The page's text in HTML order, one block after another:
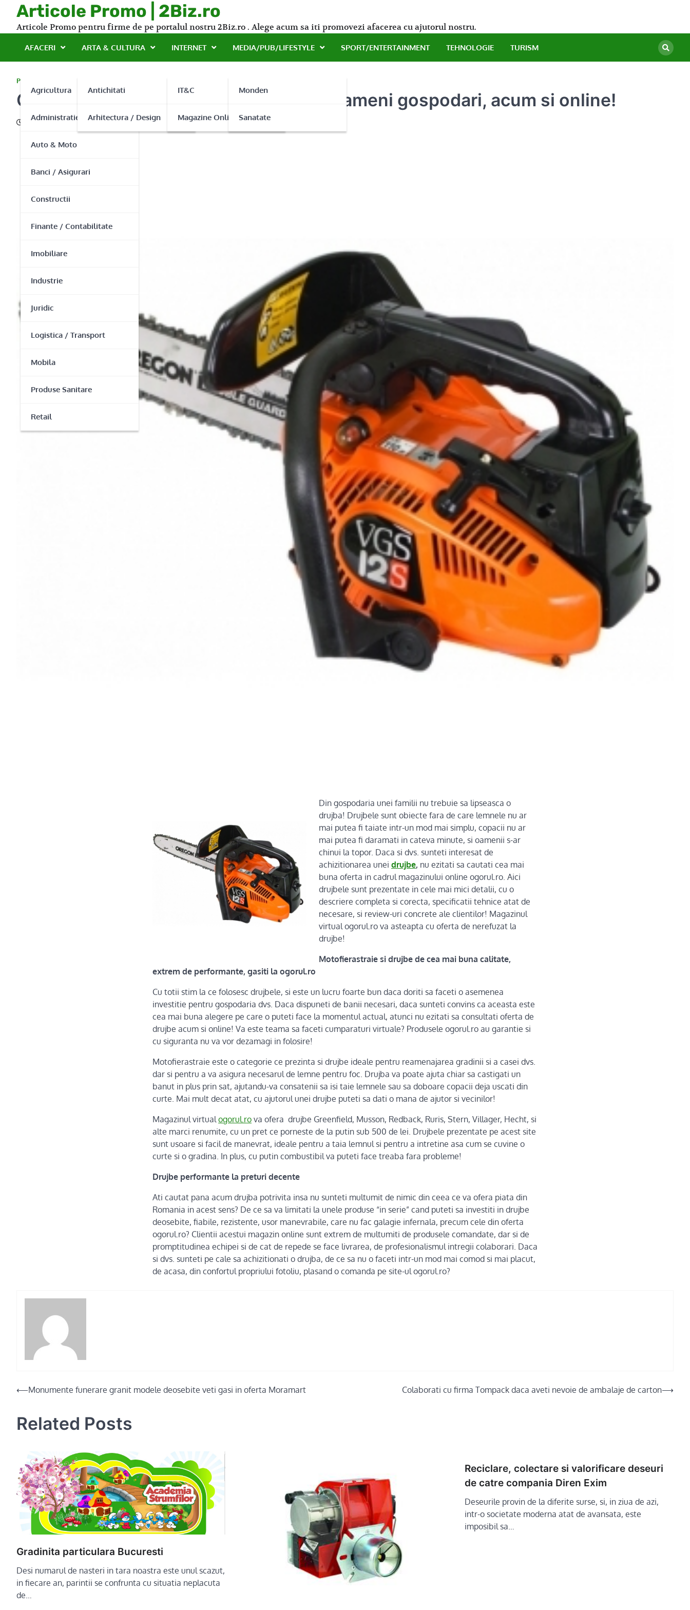
content
Articole Promo | 2Biz.ro
Articole Promo pentru firme de pe portalul nostru 2Biz.ro . Alege acum sa iti promovezi afacerea cu ajutorul nostru.
AFACERI
Agricultura
Administratie Publica
Auto & Moto
Banci / Asigurari
Constructii
Finante / Contabilitate
Imobiliare
Industrie
Juridic
Logistica / Transport
Mobila
Produse Sanitare
Retail
ARTA & CULTURA
Antichitati
Arhitectura / Design
INTERNET
IT&C
Magazine Online
MEDIA/PUB/LIFESTYLE
Monden
Sanatate
SPORT/ENTERTAINMENT TEHNOLOGIE TURISM
PROMO
Cea mai buna oferta de drujbe pentru oameni gospodari, acum si online!
20/12/2016
Din gospodaria unei familii nu trebuie sa lipseasca o
drujba! Drujbele sunt obiecte fara de care lemnele nu ar
mai putea fi taiate intr-un mod mai simplu, copacii nu ar
mai putea fi daramati in cateva minute, si oamenii s-ar
chinui la topor. Daca si dvs. sunteti interesat de
achizitionarea unei drujbe, nu ezitati sa cautati cea mai
buna oferta in cadrul magazinului online ogorul.ro. Aici
drujbele sunt prezentate in cele mai mici detalii, cu o
descriere completa si corecta, specificatii tehnice atat de
necesare, si review-uri concrete ale clientilor! Magazinul
virtual ogorul.ro va asteapta cu oferta de nerefuzat la
drujbe!
Motofierastraie si drujbe de cea mai buna calitate,
extrem de performante, gasiti la ogorul.ro
Cu totii stim la ce folosesc drujbele, si este un lucru foarte bun daca doriti sa faceti o asemenea
investitie pentru gospodaria dvs. Daca dispuneti de banii necesari, daca sunteti convins ca aceasta este
cea mai buna alegere pe care o puteti face la momentul actual, atunci nu ezitati sa consultati oferta de
drujbe acum si online! Va este teama sa faceti cumparaturi virtuale? Produsele ogorul.ro au garantie si
cu siguranta nu va vor dezamagi in folosire!
Motofierastraie este o categorie ce prezinta si drujbe ideale pentru reamenajarea gradinii si a casei dvs.
dar si pentru a va asigura necesarul de lemne pentru foc. Drujba va poate ajuta chiar sa castigati un
banut in plus prin sat, ajutandu-va consatenii sa isi taie lemnele sau sa doboare copacii deja uscati din
curte. Mai mult decat atat, cu ajutorul unei drujbe puteti sa dati o mana de ajutor si vecinilor!
Magazinul virtualogorul.ro va ofera drujbe Greenfield, Musson, Redback, Ruris, Stern, Villager, Hecht, si
alte marci renumite, cu un pret ce porneste de la putin sub 500 de lei. Drujbele prezentate pe acest site
sunt usoare si facil de manevrat, ideale pentru a taia lemnul si pentru a intretine asa cum se cuvine o
curte si o gradina. In plus, cu putin combustibil va puteti face treaba fara probleme!
Drujbe performante la preturi decente
Ati cautat pana acum drujba potrivita insa nu sunteti multumit de nimic din ceea ce va ofera piata din
Romania in acest sens? De ce sa va limitati la unele produse “in serie” cand puteti sa investiti in drujbe
deosebite, fiabile, rezistente, usor manevrabile, care nu fac galagie infernala, precum cele din oferta
ogorul.ro? Clientii acestui magazin online sunt extrem de multumiti de produsele comandate, dar si de
promptitudinea echipei si de cat de repede se face livrarea, de profesionalismul intregii colaborari. Daca
si dvs. sunteti pe cale sa achizitionati o drujba, de ce sa nu o faceti intr-un mod mai comod si mai placut,
de acasa, din confortul propriului fotoliu, plasand o comanda pe site-ul ogorul.ro?
Post
⟵Monumente funerare granit modele deosebite veti gasi in oferta Moramart Colaborati cu firma Tompack daca aveti nevoie de ambalaje de carton⟶
Related Posts
Gradinita particulara Bucuresti
Desi numarul de nasteri in tara noastra este unul scazut,
in fiecare an, parintii se confrunta cu situatia neplacuta
de…
Reciclare, colectare si valorificare deseuri
de catre compania Diren Exim
Deseurile provin de la diferite surse, si, in ziua de azi,
intr-o societate moderna atat de avansata, este
imposibil sa…